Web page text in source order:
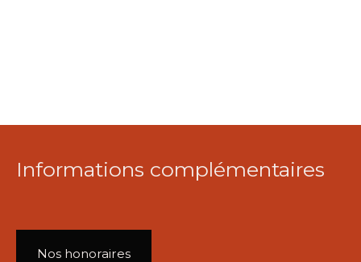
Informations complémentaires
Nos honoraires